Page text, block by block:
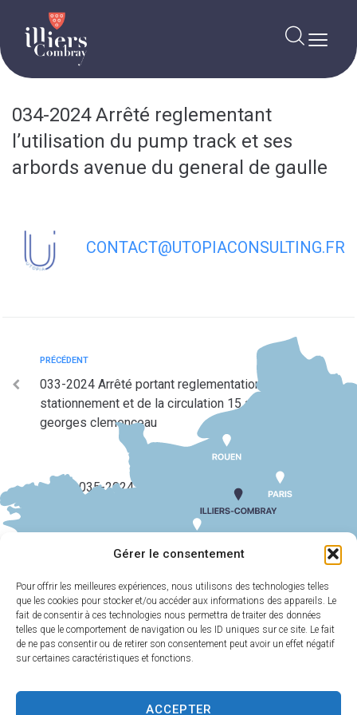
Gérer le consentement
Pour offrir les meilleures expériences, nous utilisons des technologies telles
que les cookies pour stocker et/ou accéder aux informations des appareils. Le
fait de consentir à ces technologies nous permettra de traiter des données
telles que le comportement de navigation ou les ID uniques sur ce site. Le fait
de ne pas consentir ou de retirer son consentement peut avoir un effet négatif
sur certaines caractéristiques et fonctions.
ACCEPTER
034-2024 Arrêté reglementant
l’utilisation du pump track et ses
arbords avenue du general de gaulle
CONTACT@UTOPIACONSULTING.FR
PRÉCÉDENT
033-2024 Arrêté portant reglementation du
stationnement et de la circulation 15 avenue
georges clemenceau
035-2024 Arrêté portant reglementation du
stationnement et de la circulation rue de charmois
HORAIRES
D'OUVERTURE
Du lundi au
vendredi :9h00-
17h30
MAIRIE
D'ILLIERS-
COMBRAY
11 Rue Philebert
Poulain
Combray